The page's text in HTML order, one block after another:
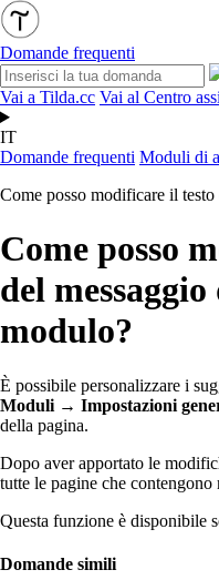
Domande frequenti
Vai a Tilda.cc Vai al Centro
IT
Domande frequenti Moduli di
Come posso modificare il
Come posso
del
modulo?
È possibile personalizzare i
Moduli → Impostazioni
della pagina.
Dopo aver apportato le
tutte le pagine che contengono
Questa funzione è disponibile
Domande simili